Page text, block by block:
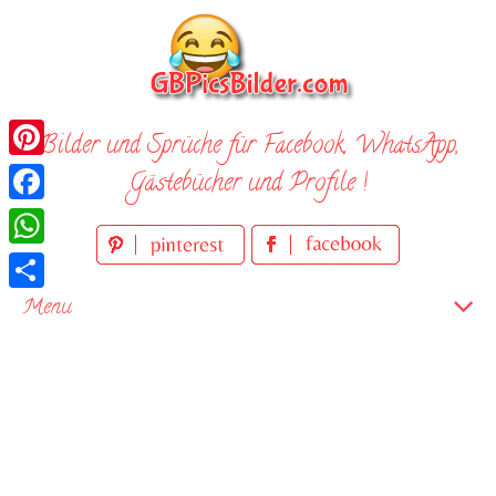
Bilder und Sprüche für Facebook, WhatsApp,
Gästebücher und Profile !
Menu
Pinterest
Facebook
WhatsApp
Teilen